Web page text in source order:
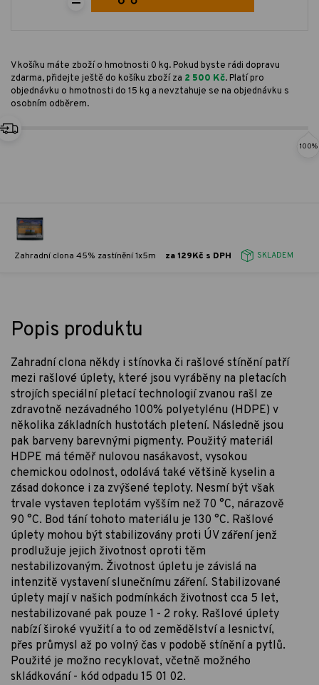
V košíku máte zboží o hmotnosti 0 kg. Pokud byste rádi dopravu
zdarma, přidejte ještě do košíku zboží za 2 500 Kč. Platí pro
objednávku o hmotnosti do 15 kg a nevztahuje se na objednávku s
osobním odběrem.
100%
Zahradní clona 45% zastínění 1x5m za 129Kč s DPH SKLADEM
Popis produktu
Zahradní clona někdy i stínovka či rašlové stínění patří
mezi rašlové úplety, které jsou vyráběny na pletacích
strojích speciální pletací technologií zvanou rašl ze
zdravotně nezávadného 100% polyetylénu (HDPE) v
několika základních hustotách pletení. Následně jsou
pak barveny barevnými pigmenty. Použitý materiál
HDPE má téměř nulovou nasákavost, vysokou
chemickou odolnost, odolává také většině kyselin a
zásad dokonce i za zvýšené teploty. Nesmí být však
trvale vystaven teplotám vyšším než 70 °C, nárazově
90 °C. Bod tání tohoto materiálu je 130 °C. Rašlové
úplety mohou být stabilizovány proti ÚV záření jenž
prodlužuje jejich životnost oproti těm
nestabilizovaným. Životnost úpletu je závislá na
intenzitě vystavení slunečnímu záření. Stabilizované
úplety mají v našich podmínkách životnost cca 5 let,
nestabilizované pak pouze 1 - 2 roky. Rašlové úplety
nabízí široké využití a to od zemědělství a lesnictví,
přes průmysl až po volný čas v podobě stínění a pytlů.
Použité je možno recyklovat, včetně možného
skládkování - kód odpadu 15 01 02.